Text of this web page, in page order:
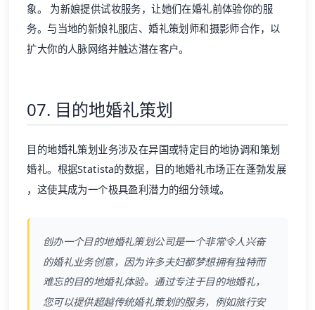
象。 为新娘提供试妆服务，让她们在婚礼前体验你的服
务。与当地的新娘礼服店、婚礼策划师和摄影师合作，以
扩大你的人脉网络并触达潜在客户。
07. 目的地婚礼策划
目的地婚礼策划业务涉及在异国或特定目的地协调和策划
婚礼。根据Statista的数据， 目的地婚礼市场正在蓬勃发展
，这使其成为一个极具盈利潜力的细分领域。
创办一个目的地婚礼策划公司是一个非常令人兴奋
的婚礼业务创意，因为许多夫妇都梦想拥有独特而
难忘的目的地婚礼体验。通过专注于目的地婚礼，
您可以提供超越传统婚礼策划的服务，例如旅行安